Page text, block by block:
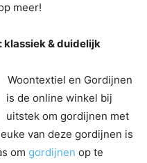
meer!
klassiek & duidelijk
Woontextiel en Gordijnen
is de online winkel bij
uitstek om gordijnen met
van deze gordijnen is
om gordijnen op te